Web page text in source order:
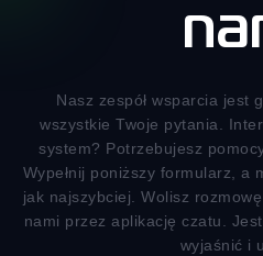
Nasz zespół wsparcia jest
wszystkie Twoje pytania.
system? Potrzebujesz
Wypełnij poniższy formularz, a
jak najszybciej. Wolisz
nami przez aplikację czatu.
wyjaśnić i